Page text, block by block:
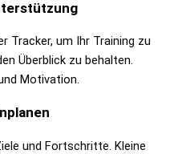
Tracker, um Ihr Training zu
Überblick zu behalten.
Motivation.
und Fortschritte. Kleine